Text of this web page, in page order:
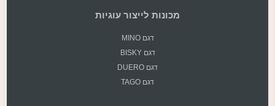
מכונות לייצור עוגיות
דגם MINO
דגם BISKY
דגם DUERO
דגם TAGO